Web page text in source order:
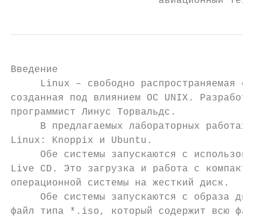
Введение
Linux – свободно распространяемая
созданная под влиянием ОС UNIX.
программист Линус Торвальдс.
В предлагаемых лабораторных работах
Linux: Knoppix и Ubuntu.
Обе системы запускаются с
Live CD. Это загрузка и работа с компакт-
операционной системы на жесткий диск.
Обе системы запускаются с образа
файл типа *.iso, который содержит всю